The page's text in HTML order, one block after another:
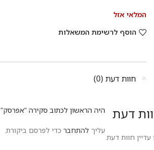
המלאי אזל
הוסף לרשימת המשאלות
חוות דעת (0)
דעת
עדיין חוות דעת.
היה הראשון לכתוב סקירה “אפרסק”
עליך להתחבר כדי לפרסם ביקורת.